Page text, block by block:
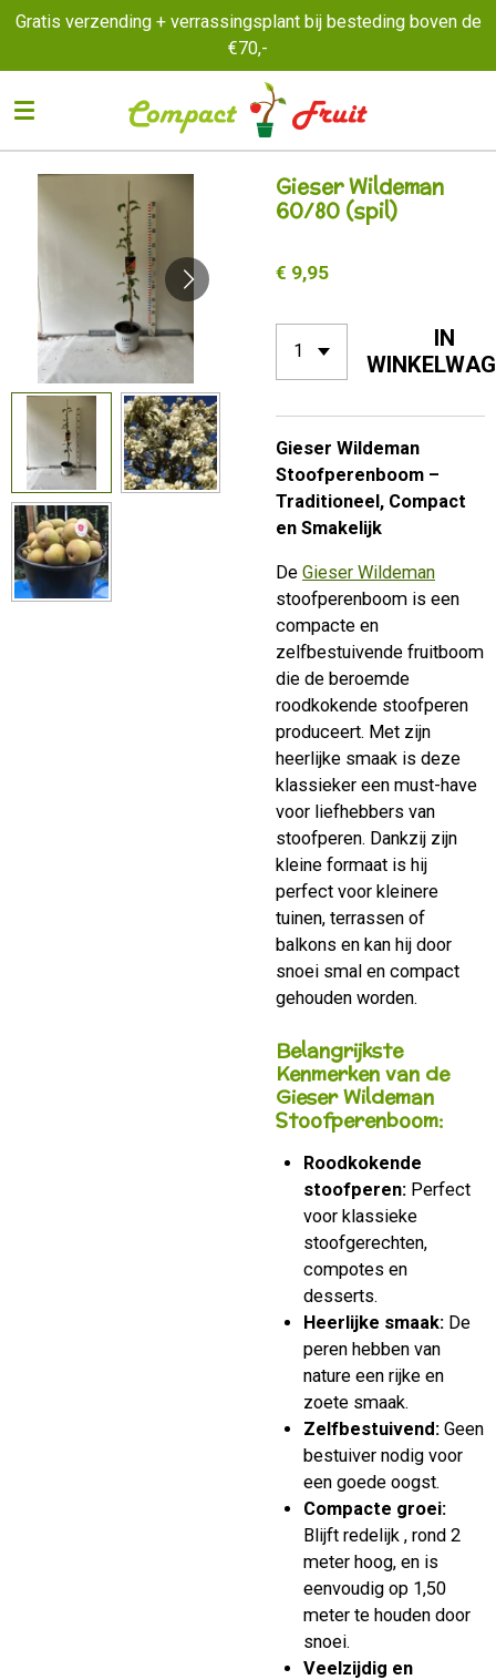
Ga
naar
de
Gratis verzending + verrassingsplant bij besteding boven de
€70,-
Gieser Wildeman
60/80 (spil)
€ 9,95
IN
Gieser Wildeman
Stoofperenboom –
Traditioneel, Compact
en Smakelijk
De Gieser Wildeman
stoofperenboom is een
compacte en
zelfbestuivende fruitboom
die de beroemde
roodkokende stoofperen
produceert. Met zijn
heerlijke smaak is deze
klassieker een must-have
voor liefhebbers van
stoofperen. Dankzij zijn
kleine formaat is hij
perfect voor kleinere
tuinen, terrassen of
balkons en kan hij door
snoei smal en compact
gehouden worden.
Belangrijkste
Kenmerken van de
Gieser Wildeman
Stoofperenboom:
Roodkokende
stoofperen:Perfect
voor klassieke
stoofgerechten,
compotes en
desserts.
Heerlijke smaak:De
peren hebben van
nature een rijke en
zoete smaak.
Zelfbestuivend:Geen
bestuiver nodig voor
een goede oogst.
Compacte groei:
Blijft redelijk , rond 2
meter hoog, en is
eenvoudig op 1,50
meter te houden door
snoei.
Veelzijdig en